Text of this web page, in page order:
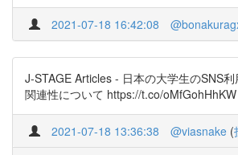
2021-07-18 16:42:08
J-STAGE Articles - 日本の大学生のSNS
関連性について https://t.co/oMfGohHhKW
2021-07-18 13:36:38 @viasnake (